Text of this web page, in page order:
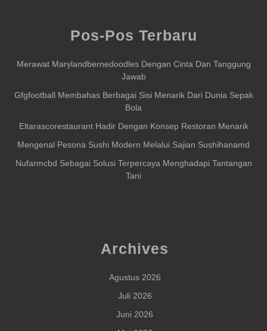
Pos-Pos Terbaru
Merawat Marylandbernedoodles Dengan Cinta Dan Tanggung
Jawab
Gfgfootball Membahas Berbagai Sisi Menarik Dari Dunia Sepak
Bola
Eltarascorestaurant Hadir Dengan Konsep Restoran Menarik
Mengenal Pesona Sushi Modern Melalui Sajian Sushihanamd
Nufarmcbd Sebagai Solusi Terpercaya Menghadapi Tantangan
Tani
Archives
Agustus 2026
Juli 2026
Juni 2026